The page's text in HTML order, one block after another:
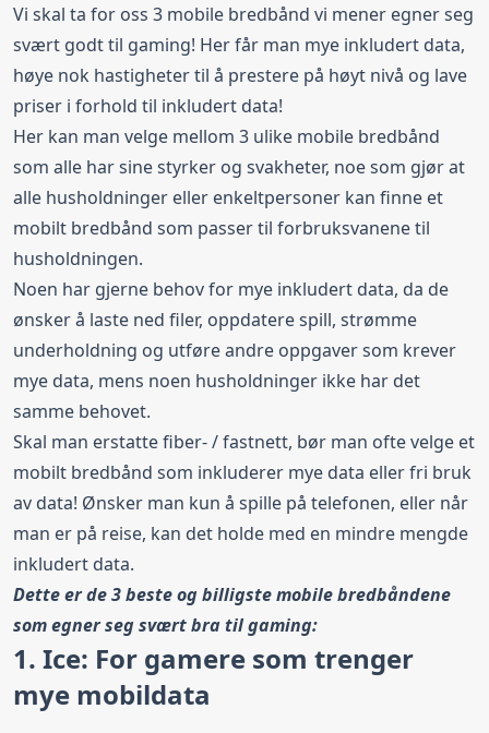
Vi skal ta for oss 3 mobile bredbånd vi mener egner seg
svært godt til gaming! Her får man mye inkludert data,
høye nok hastigheter til å prestere på høyt nivå og lave
priser i forhold til inkludert data!
Her kan man velge mellom 3 ulike mobile bredbånd
som alle har sine styrker og svakheter, noe som gjør at
alle husholdninger eller enkeltpersoner kan finne et
mobilt bredbånd som passer til forbruksvanene til
husholdningen.
Noen har gjerne behov for mye inkludert data, da de
ønsker å laste ned filer, oppdatere spill, strømme
underholdning og utføre andre oppgaver som krever
mye data, mens noen husholdninger ikke har det
samme behovet.
Skal man erstatte fiber- / fastnett, bør man ofte velge et
mobilt bredbånd som inkluderer mye data eller fri bruk
av data! Ønsker man kun å spille på telefonen, eller når
man er på reise, kan det holde med en mindre mengde
inkludert data.
Dette er de 3 beste og billigste mobile bredbåndene
som egner seg svært bra til gaming:
1. Ice: For gamere som trenger
mye mobildata